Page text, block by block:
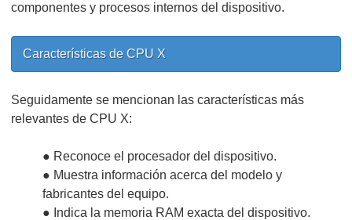
componentes y procesos internos del dispositivo.
Características de CPU X
Seguidamente se mencionan las características más
relevantes de CPU X:
● Reconoce el procesador del dispositivo.
● Muestra información acerca del modelo y
fabricantes del equipo.
● Indica la memoria RAM exacta del dispositivo.